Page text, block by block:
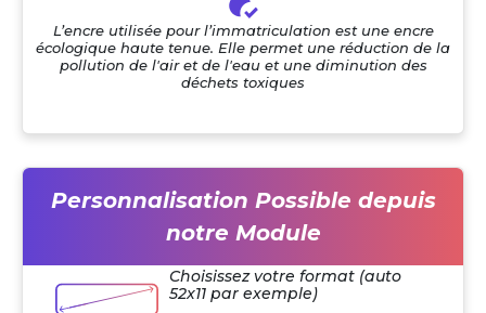
L’encre utilisée pour l’immatriculation est une encre
écologique haute tenue. Elle permet une réduction de la
pollution de l'air et de l'eau et une diminution des
déchets toxiques
Personnalisation Possible depuis
notre Module
Choisissez votre format (auto
52x11 par exemple)